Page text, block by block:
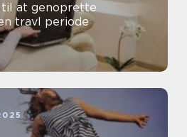
at genoprette
travl periode